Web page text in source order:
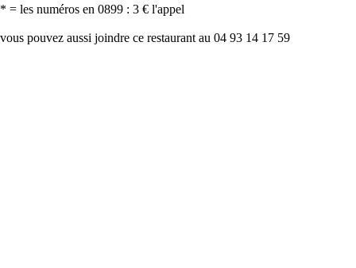
* = les numéros en 0899 : 3 € l'appel
vous pouvez aussi joindre ce restaurant au 04 93 14 17 59